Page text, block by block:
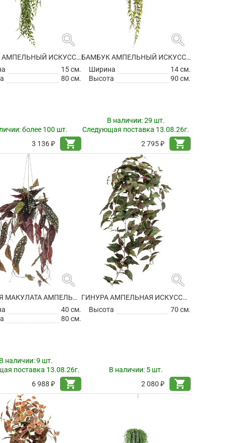
search
БАМБУК АМПЕЛЬНЫЙ ИСКУССТВЕННЫЙ
15 см.
80 см.
более 100 шт.
3 136 ₽
shopping_cart
search
БАМБУК АМПЕЛЬНЫЙ ИСКУССТВЕННЫЙ
Ширина
14 см.
Высота
90 см.
В наличии:29 шт.
Следующая поставка 13.08.26г.
2 795 ₽
shopping_cart
search
БЕГОНИЯ МАКУЛАТА АМПЕЛЬНАЯ В ПОДВЕСНОМ КАШПО ИСКУССТВЕННАЯ
40 см.
80 см.
наличии:9 шт.
поставка 13.08.26г.
6 988 ₽
shopping_cart
search
ГИНУРА АМПЕЛЬНАЯ ИСКУССТВЕННАЯ
Высота
70 см.
В наличии: 5 шт.
2 080 ₽
shopping_cart